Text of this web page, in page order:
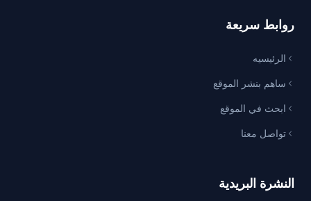
روابط سريعة
الرئيسيه
ساهم بنشر الموقع
ابحث في الموقع
تواصل معنا
النشرة البريدية